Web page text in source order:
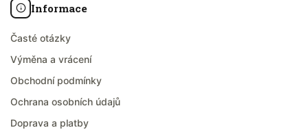
Informace
Časté otázky
Výměna a vrácení
Obchodní podmínky
Ochrana osobních údajů
Doprava a platby